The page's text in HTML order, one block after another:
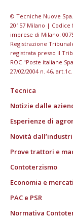
© Tecniche Nuove
20157 Milano | Codice
imprese di Milano:
Registrazione
registrata presso il
ROC "Poste italiane
27/02/2004 n. 46,
Tecnica
Notizie dalle
Esperienze di
Novità
Prove trattori e
Contoterzismo
Economia e mercati
PAC e PSR
Normativa